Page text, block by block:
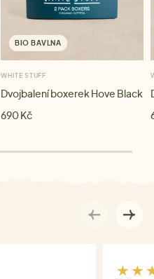
BIO BAVLNA
WHITE STUFF
Dvojbalení boxerek Hove Black
690 Kč